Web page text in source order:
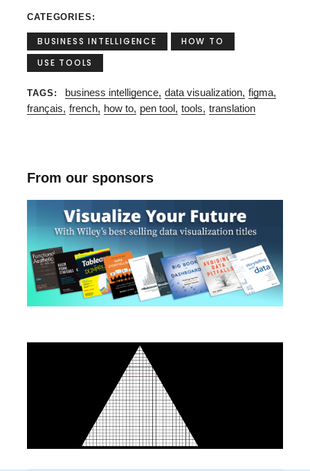
CATEGORIES
BUSINESS INTELLIGENCE
HOW TO
USE TOOLS
TAGS business intelligence data visualization figma
français french how to pen tool tools translation
From our sponsors